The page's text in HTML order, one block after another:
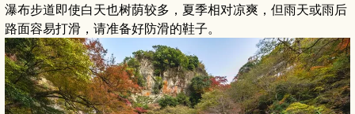
瀑布步道即使白天也树荫较多，夏季相对凉爽，但雨天或雨后
路面容易打滑，请准备好防滑的鞋子。